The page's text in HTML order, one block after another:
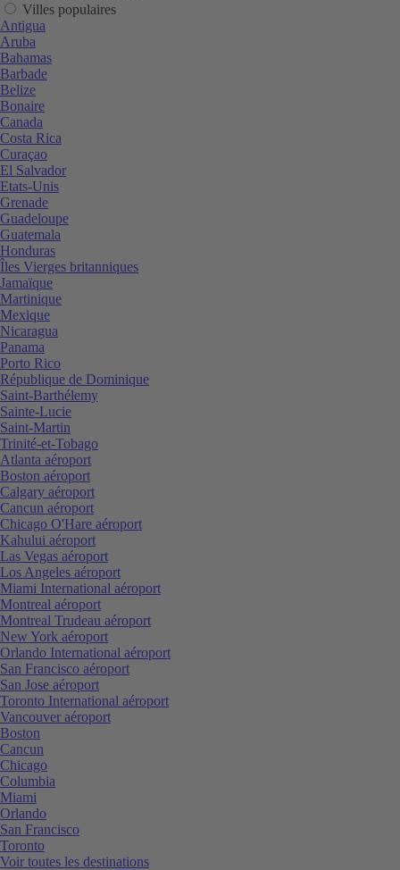
Villes populaires
Antigua
Aruba
Bahamas
Barbade
Belize
Bonaire
Canada
Costa Rica
Curaçao
El Salvador
Etats-Unis
Grenade
Guadeloupe
Guatemala
Honduras
Îles Vierges britanniques
Jamaïque
Martinique
Mexique
Nicaragua
Panama
Porto Rico
République de Dominique
Saint-Barthélemy
Sainte-Lucie
Saint-Martin
Trinité-et-Tobago
Atlanta aéroport
Boston aéroport
Calgary aéroport
Cancun aéroport
Chicago O'Hare aéroport
Kahului aéroport
Las Vegas aéroport
Los Angeles aéroport
Miami International aéroport
Montreal aéroport
Montreal Trudeau aéroport
New York aéroport
Orlando International aéroport
San Francisco aéroport
San Jose aéroport
Toronto International aéroport
Vancouver aéroport
Boston
Cancun
Chicago
Columbia
Miami
Orlando
San Francisco
Toronto
Voir toutes les destinations